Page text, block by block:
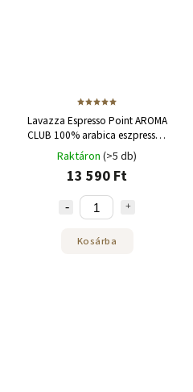
Lavazza Espresso Point AROMA
CLUB 100% arabica eszpresszó
100 db
Raktáron (>5 db)
13 590 Ft
Kosárba